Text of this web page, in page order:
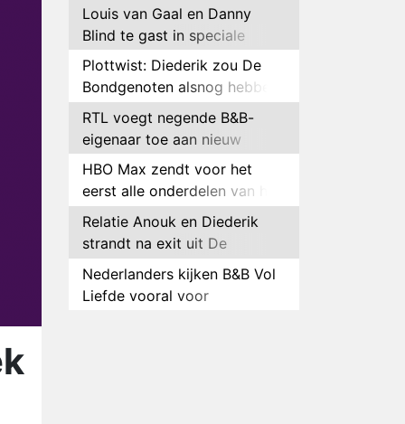
romantie
Louis van Gaal en Danny
Blind te gast in speciale
aflevering van Tussen de
Palen
Plottwist: Diederik zou De
Bondgenoten alsnog hebben
verlaten
RTL voegt negende B&B-
eigenaar toe aan nieuw
seizoen B&B Vol Liefde
HBO Max zendt voor het
eerst alle onderdelen van het
EK Atletiek uit
Relatie Anouk en Diederik
strandt na exit uit De
Bondgenoten
Nederlanders kijken B&B Vol
Liefde vooral voor